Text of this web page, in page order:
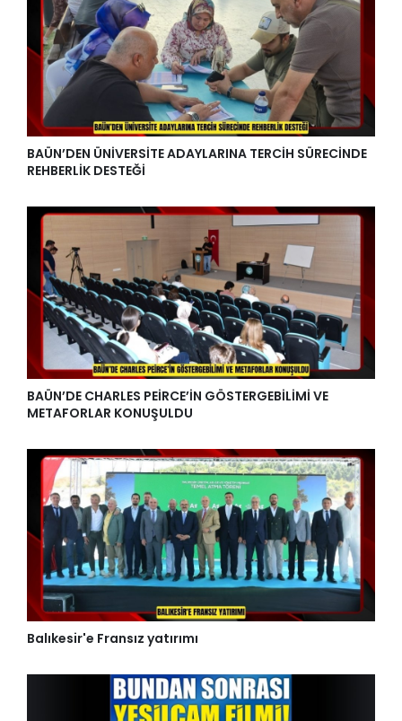
BAÜN’DEN ÜNİVERSİTE ADAYLARINA TERCİH SÜRECİNDE
REHBERLİK DESTEĞİ
BAÜN’DE CHARLES PEİRCE’İN GÖSTERGEBİLİMİ VE
METAFORLAR KONUŞULDU
Balıkesir'e Fransız yatırımı